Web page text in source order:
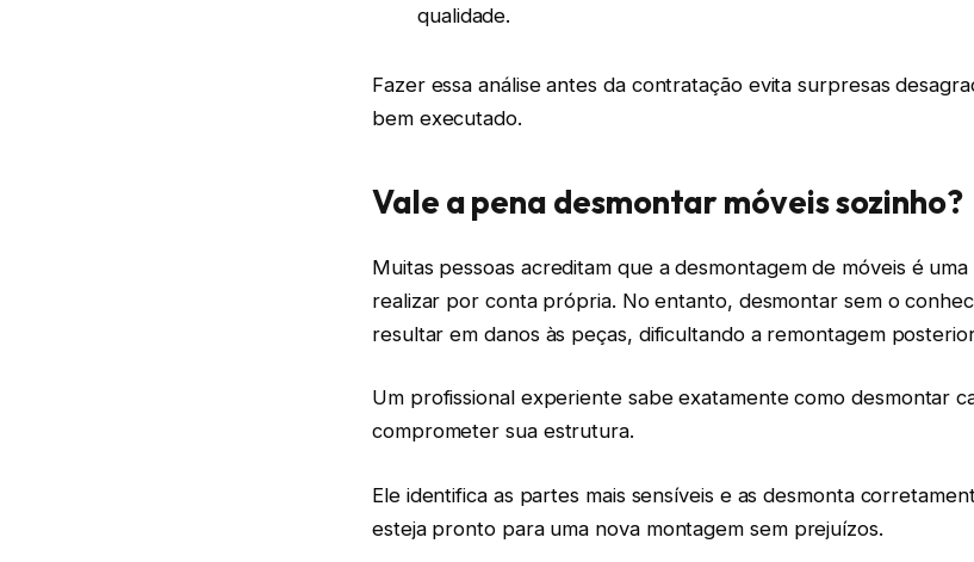
qualidade.
Fazer essa análise antes da contratação evita surpresas
bem executado.
Vale a pena desmontar móveis sozinho?
Muitas pessoas acreditam que a desmontagem de móveis é
realizar por conta própria. No entanto, desmontar sem o
resultar em danos às peças, dificultando a remontagem
Um profissional experiente sabe exatamente como desmontar
comprometer sua estrutura.
Ele identifica as partes mais sensíveis e as desmonta
esteja pronto para uma nova montagem sem prejuízos.